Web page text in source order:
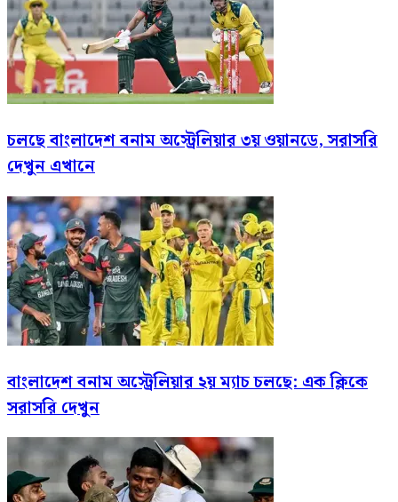
চলছে বাংলাদেশ বনাম অস্ট্রেলিয়ার ৩য় ওয়ানডে, সরাসরি
দেখুন এখানে
বাংলাদেশ বনাম অস্ট্রেলিয়ার ২য় ম্যাচ চলছে: এক ক্লিকে
সরাসরি দেখুন